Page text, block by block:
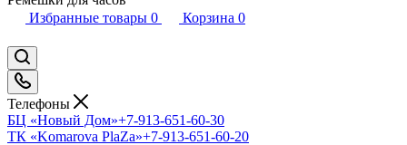
Избранные товары 0 Корзина 0
Телефоны
БЦ «Новый Дом»+7-913-651-60-30
ТК «Komarova PlaZa»+7-913-651-60-20